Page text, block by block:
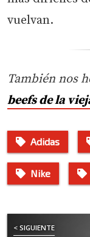
vuelvan.
También nos
beefs de la
Adidas
Nike
< SIGUIENTE